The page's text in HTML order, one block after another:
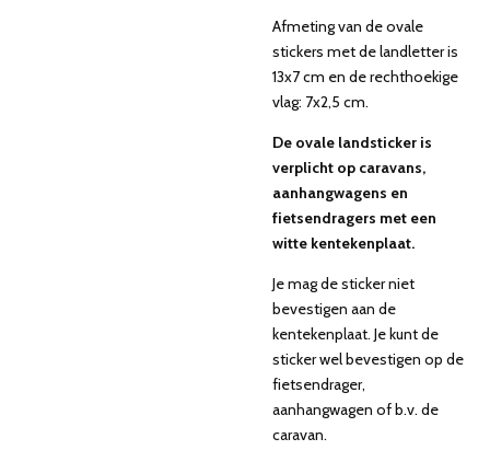
Afmeting van de ovale
stickers met de landletter is
13x7 cm en de rechthoekige
vlag: 7x2,5 cm.
De ovale landsticker is
verplicht op caravans,
aanhangwagens en
fietsendragers met een
witte kentekenplaat.
Je mag de sticker niet
bevestigen aan de
kentekenplaat. Je kunt de
sticker wel bevestigen op de
fietsendrager,
aanhangwagen of b.v. de
caravan.